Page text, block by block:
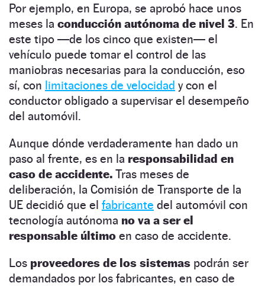
Por ejemplo, en Europa, se aprobó hace unos
meses la conducción autónoma de nivel 3. En
este tipo —de los cinco que existen— el
vehículo puede tomar el control de las
maniobras necesarias para la conducción, eso
sí, con limitaciones de velocidad y con el
conductor obligado a supervisar el desempeño
del automóvil.
Aunque dónde verdaderamente han dado un
paso al frente, es en la responsabilidad en
caso de accidente. Tras meses de
deliberación, la Comisión de Transporte de la
UE decidió que el fabricante del automóvil con
tecnología autónoma no va a ser el
responsable último en caso de accidente.
Los proveedores de los sistemas podrán ser
demandados por los fabricantes, en caso de